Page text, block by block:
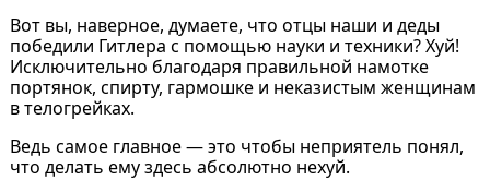
Вот вы, наверное, думаете, что отцы наши и деды
победили Гитлера с помощью науки и техники? Хуй!
Исключительно благодаря правильной намотке
портянок, спирту, гармошке и неказистым женщинам
в телогрейках.
Ведь самое главное — это чтобы неприятель понял,
что делать ему здесь абсолютно нехуй.